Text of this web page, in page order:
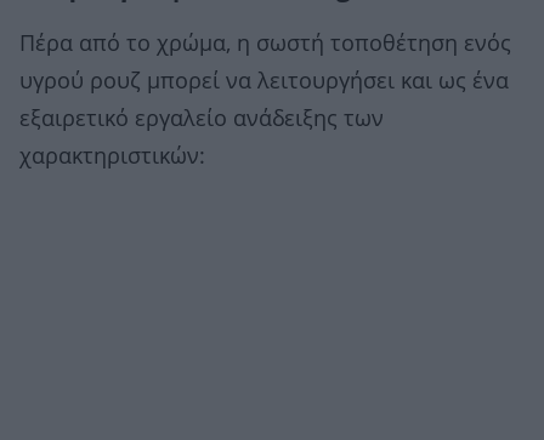
Πέρα από το χρώμα, η σωστή τοποθέτηση ενός
υγρού ρουζ μπορεί να λειτουργήσει και ως ένα
εξαιρετικό εργαλείο ανάδειξης των
χαρακτηριστικών: